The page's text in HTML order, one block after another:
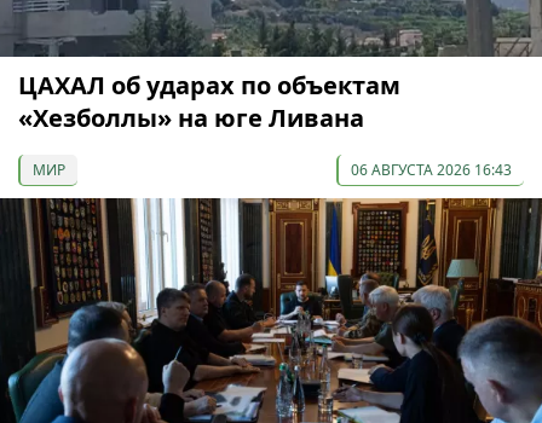
ЦАХАЛ об ударах по объектам
«Хезболлы» на юге Ливана
МИР 06 АВГУСТА 2026 16:43